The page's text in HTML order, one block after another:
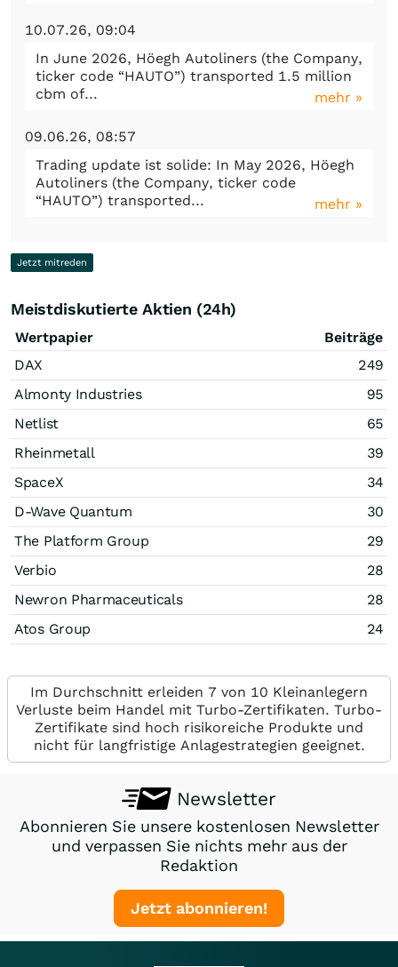
10.07.26, 09:04
In June 2026, Höegh Autoliners (the Company,
ticker code “HAUTO”) transported 1.5 million
cbm of...
mehr »
09.06.26, 08:57
Trading update ist solide: In May 2026, Höegh
Autoliners (the Company, ticker code
“HAUTO”) transported...
mehr »
Jetzt mitreden
Meistdiskutierte Aktien (24h)
Wertpapier
Beiträge
DAX
249
Almonty Industries
95
Netlist
65
Rheinmetall
39
SpaceX
34
D-Wave Quantum
30
The Platform Group
29
Verbio
28
Newron Pharmaceuticals
28
Atos Group
24
Im Durchschnitt erleiden 7 von 10 Kleinanlegern
Verluste beim Handel mit Turbo-Zertifikaten. Turbo-
Zertifikate sind hoch risikoreiche Produkte und
nicht für langfristige Anlagestrategien geeignet.
Newsletter
Abonnieren Sie unsere kostenlosen Newsletter
und verpassen Sie nichts mehr aus der
Redaktion
Jetzt abonnieren!